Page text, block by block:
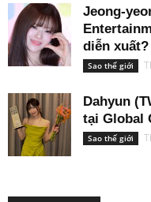
Jeong-
diễn xuất?
Sao thế giới
Dahyun
tại Global
Sao thế giới